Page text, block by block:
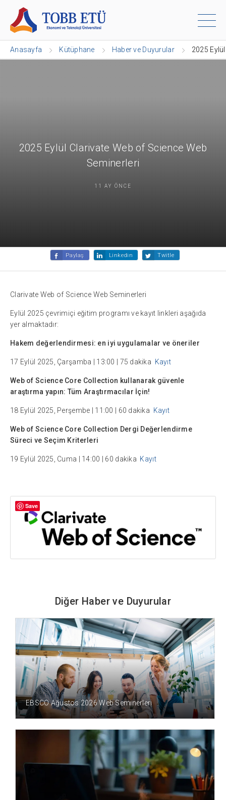
Anasayfa Kütüphane Haber ve Duyurular 2025
2025 Eylül Clarivate Web of Science Web
Seminerleri
11 AY ÖNCE
Paylaş Linkedin Twitle
Clarivate Web of Science Web Seminerleri
Eylül 2025 çevrimiçi eğitim programı ve kayıt linkleri aşağıda
yer almaktadır:
Hakem değerlendirmesi: en iyi uygulamalar ve öneriler
17 Eylül 2025, Çarşamba | 13:00 | 75 dakika Kayıt
Web of Science Core Collection kullanarak güvenle
araştırma yapın: Tüm Araştırmacılar İçin!
18 Eylül 2025, Perşembe | 11:00 | 60 dakika Kayıt
Web of Science Core Collection Dergi Değerlendirme
Süreci ve Seçim Kriterleri
19 Eylül 2025, Cuma | 14:00 | 60 dakika Kayıt
Diğer Haber ve Duyurular
3 GÜN ÖNCE
EBSCO Ağustos 2026 Web Seminerleri
Save